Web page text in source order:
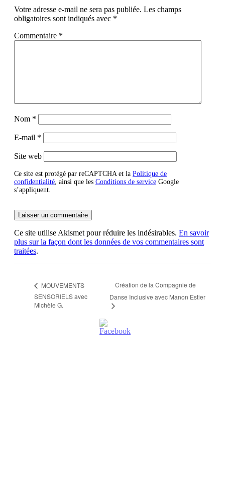
Votre adresse e-mail ne sera pas publiée. Les champs
obligatoires sont indiqués avec *
Commentaire *
Nom *
E-mail *
Site web
Ce site est protégé par reCAPTCHA et la Politique de
confidentialité , ainsi que les Conditions de service Google
s’appliquent.
Ce site utilise Akismet pour réduire les indésirables. En savoir
plus sur la façon dont les données de vos commentaires sont
traitées.
MOUVEMENTS
SENSORIELS avec
Michèle G.
Création de la Compagnie de
Danse Inclusive avec Manon Estier